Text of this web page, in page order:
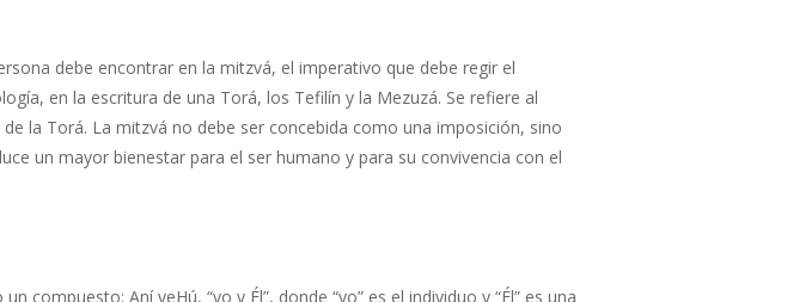
debe encontrar en la mitzvá, el imperativo que debe regir el
en la escritura de una Torá, los Tefilín y la Mezuzá. Se refiere al
la Torá. La mitzvá no debe ser concebida como una imposición, sino
un mayor bienestar para el ser humano y para su convivencia con el
compuesto: Aní veHú, “yo y Él”, donde “yo” es el individuo y “Él” es una